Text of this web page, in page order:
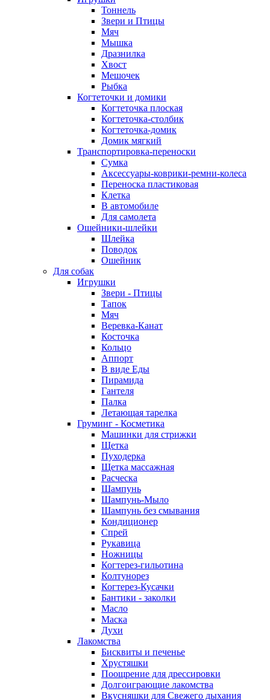
Тоннель
Звери и Птицы
Мяч
Мышка
Дразнилка
Хвост
Мешочек
Рыбка
Когтеточки и домики
Когтеточка плоская
Когтеточка-столбик
Когтеточка-домик
Домик мягкий
Транспортировка-переноски
Сумка
Аксессуары-коврики-ремни-колеса
Переноска пластиковая
Клетка
В автомобиле
Для самолета
Ошейники-шлейки
Шлейка
Поводок
Ошейник
Для собак
Игрушки
Звери - Птицы
Тапок
Мяч
Веревка-Канат
Косточка
Кольцо
Аппорт
В виде Еды
Пирамида
Гантеля
Палка
Летающая тарелка
Груминг - Косметика
Машинки для стрижки
Щетка
Пуходерка
Щетка массажная
Расческа
Шампунь
Шампунь-Мыло
Шампунь без cмывания
Кондиционер
Спрей
Рукавица
Ножницы
Когтерез-гильотина
Колтунорез
Когтерез-Кусачки
Бантики - заколки
Масло
Маска
Духи
Лакомства
Бисквиты и печенье
Хрустяшки
Поощрение для дрессировки
Долгоиграющие лакомства
Вкусняшки для Свежего дыхания